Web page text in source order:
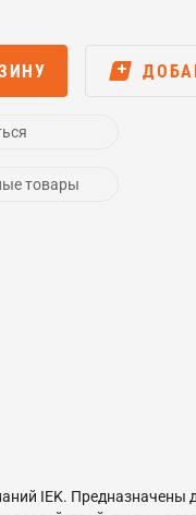
товары
IEK.